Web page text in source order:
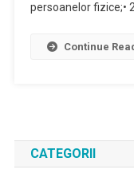
persoanelor fizice;• 2
Continue
CATEGORII